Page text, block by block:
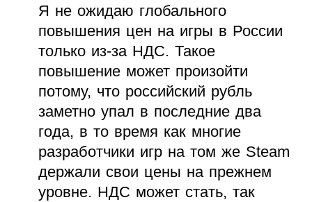
Я не ожидаю глобального
повышения цен на игры в России
только из-за НДС. Такое
повышение может произойти
потому, что российский рубль
заметно упал в последние два
года, в то время как многие
разработчики игр на том же Steam
держали свои цены на прежнем
уровне. НДС может стать, так